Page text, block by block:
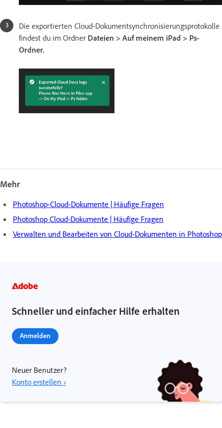
Die exportierten Cloud-Dokumentsynchronisierungsprotokolle
findest du im Ordner Dateien > Auf meinem iPad > Ps-
Ordner.
Mehr
Photoshop-Cloud-Dokumente | Häufige Fragen
Photoshop Cloud-Dokumente | Häufige Fragen
Verwalten und Bearbeiten von Cloud-Dokumenten in Photoshop
Schneller und einfacher Hilfe erhalten
Anmelden
Neuer Benutzer?
Konto erstellen ›